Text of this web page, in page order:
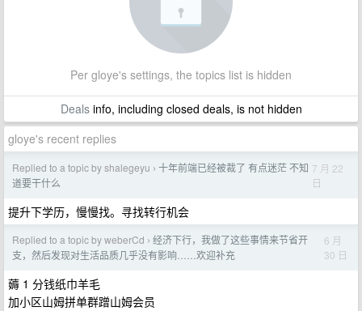
Per gloye's settings, the topics list is hidden
Dealsinfo, including closed deals, is not hidden
gloye's recent replies
Replied to a topic by shalegeyu › 十年前端已经被裁了 有点迷茫 不知
道要干什么
7 月 22
日
提升下学历，慢慢找。寻找转行机会
Replied to a topic by weberCd › 经济下行，我做了这些事情来节省开
支，然后发现对生活品质几乎没有影响……欢迎补充
6 月
30 日
薅 1 分钱纸巾羊毛
加小区山姆拼单群蹭山姆会员